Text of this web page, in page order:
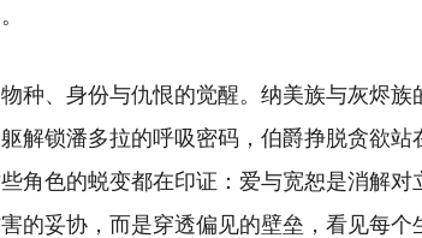
种、身份与仇恨的觉醒。纳美族与灰烬族
解锁潘多拉的呼吸密码，伯爵挣脱贪欲站
角色的蜕变都在印证：爱与宽恕是消解对
的妥协，而是穿透偏见的壁垒，看见每个